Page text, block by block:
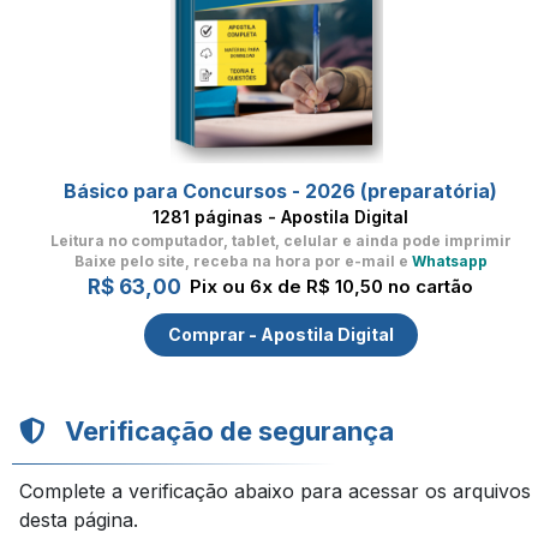
Básico para Concursos - 2026 (preparatória)
1281 páginas - Apostila Digital
Leitura no computador, tablet, celular e ainda pode imprimir
Baixe pelo site, receba na hora por e-mail e Whatsapp
R$ 63,00 Pix ou 6x de R$ 10,50 no cartão
Comprar - Apostila Digital
Verificação de segurança
Complete a verificação abaixo para acessar os arquivos
desta página.